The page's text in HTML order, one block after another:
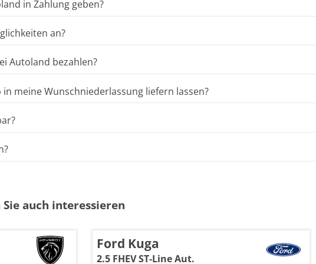
in Zahlung geben?
an?
Autoland bezahlen?
meine Wunschniederlassung liefern lassen?
auch interessieren
Ford Kuga
2.5 FHEV ST-Line Aut.